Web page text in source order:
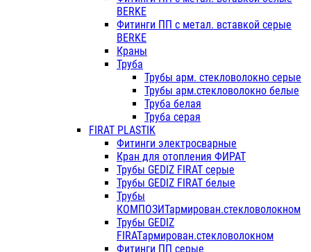
BERKE
Фитинги ПП с метал. вставкой серые
BERKE
Краны
Труба
Трубы арм. стекловолокно серые
Трубы арм.стекловолокно белые
Труба белая
Труба серая
FIRAT PLASTIK
Фитинги электросварные
Кран для отопления ФИРАТ
Трубы GEDIZ FIRAT серые
Трубы GEDIZ FIRAT белые
Трубы
КОМПОЗИТармирован.стекловолокном
Трубы GEDIZ
FIRATармирован.стекловолокном
Фитинги ПП серые